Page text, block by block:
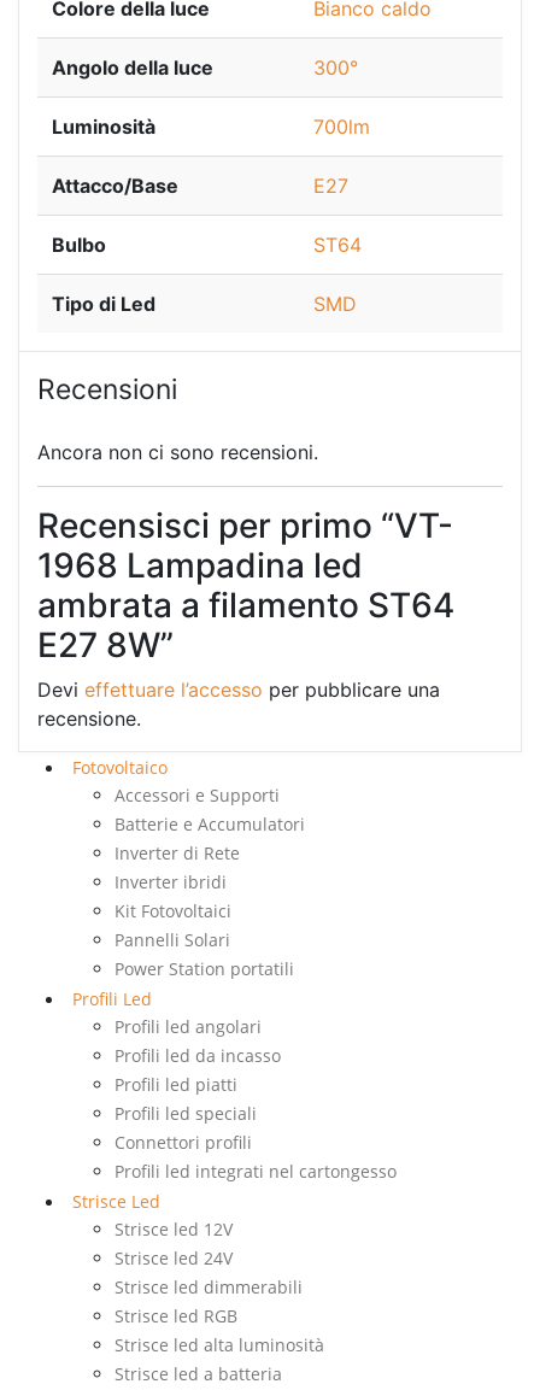
Colore della luce Bianco caldo
Angolo della luce 300°
Luminosità 700lm
Attacco/Base E27
Bulbo ST64
Tipo di Led SMD
Recensioni
Ancora non ci sono recensioni.
Recensisci per primo “VT-
1968 Lampadina led
ambrata a filamento ST64
E27 8W”
Devi effettuare l’accesso per pubblicare una
recensione.
Fotovoltaico
Accessori e Supporti
Batterie e Accumulatori
Inverter di Rete
Inverter ibridi
Kit Fotovoltaici
Pannelli Solari
Power Station portatili
Profili Led
Profili led angolari
Profili led da incasso
Profili led piatti
Profili led speciali
Connettori profili
Profili led integrati nel cartongesso
Strisce Led
Strisce led 12V
Strisce led 24V
Strisce led dimmerabili
Strisce led RGB
Strisce led alta luminosità
Strisce led a batteria